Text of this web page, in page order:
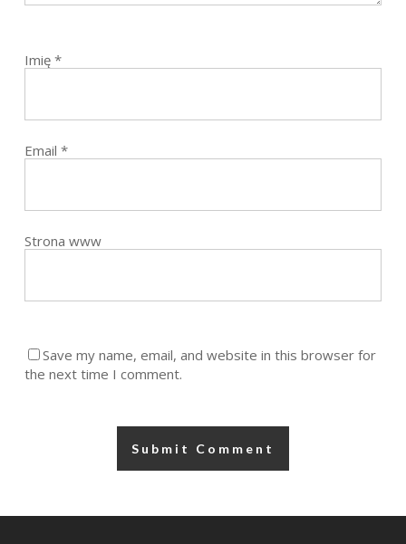
Imię *
Email *
Strona www
Save my name, email, and website in this browser for
the next time I comment.